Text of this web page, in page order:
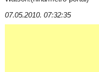
07.05.2010. 07:32:35